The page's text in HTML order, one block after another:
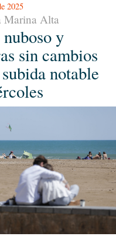
2025
Marina Alta
y
sin cambios
notable